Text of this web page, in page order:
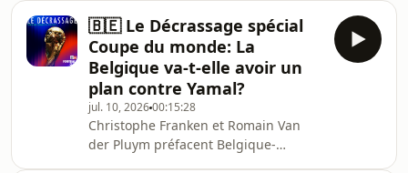
Bleus, Louis Janssen, Fabrice Melchior
et Benoît Peeters sont autour de la
table de Jonathan Lange. Et avec eux,
l’important, c’est les trois points :-
fallait-il sortir Thibaut Courtois ?- le
coaching presque parfait de Rudi
Garcia- la Coupe du monde des
Diables est-elle réussie ?
🇧🇪 Le Décrassage spécial
Coupe du monde: La
Belgique va-t-elle avoir un
plan contre Yamal?
jul. 10, 202600:15:28
Christophe Franken et Romain Van
der Pluym préfacent Belgique-